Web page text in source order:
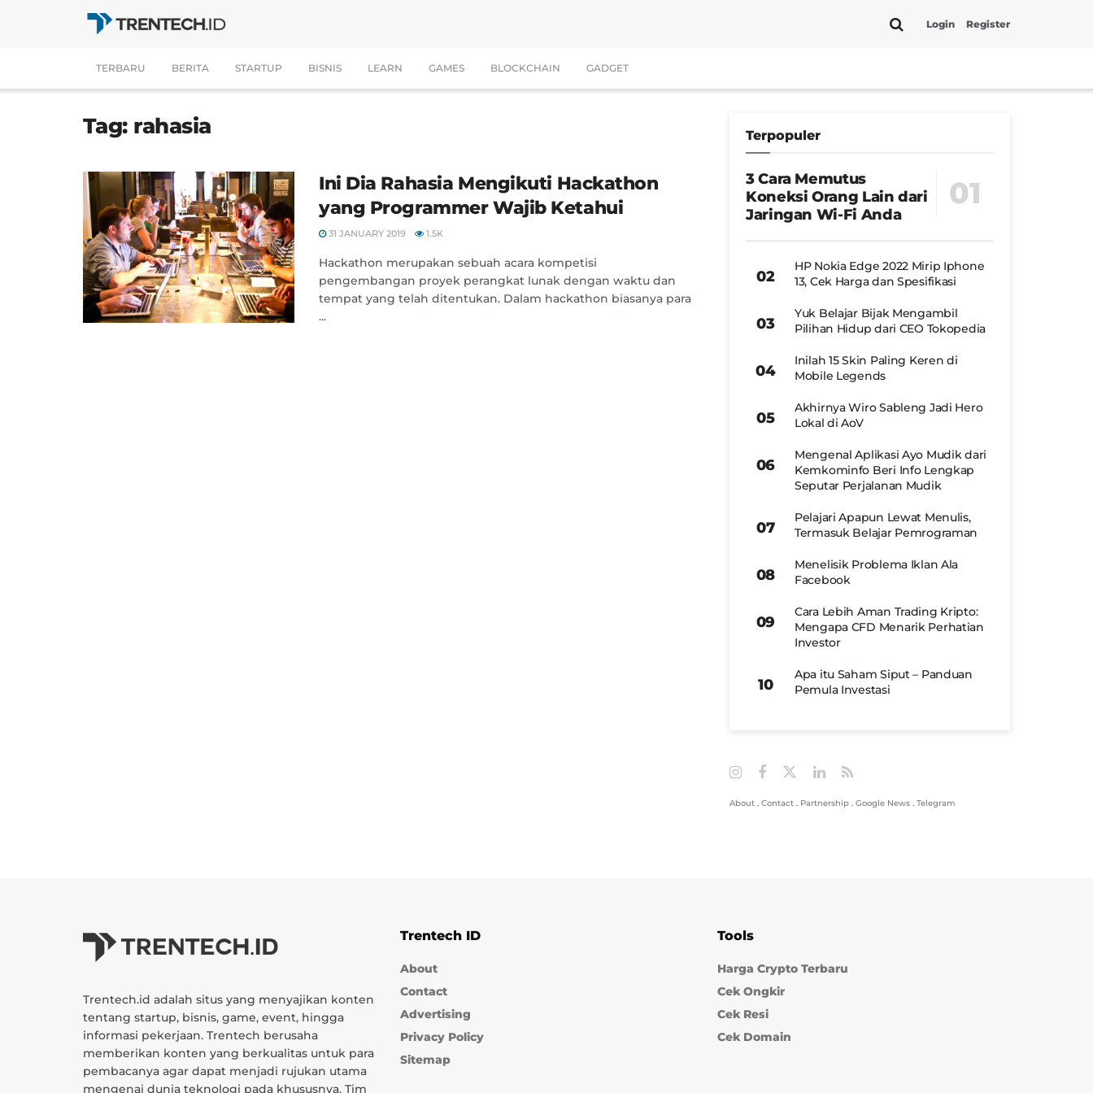
Login Register
TERBARU BERITA STARTUP BISNIS LEARN GAMES BLOCKCHAIN GADGET
Tag: rahasia
Ini Dia Rahasia Mengikuti Hackathon
yang Programmer Wajib Ketahui
31 JANUARY 2019 1.5K
Hackathon merupakan sebuah acara kompetisi
pengembangan proyek perangkat lunak dengan waktu dan
tempat yang telah ditentukan. Dalam hackathon biasanya para
...
Terpopuler
3 Cara Memutus
Koneksi Orang Lain dari
Jaringan Wi-Fi Anda
HP Nokia Edge 2022 Mirip Iphone
13, Cek Harga dan Spesifikasi
Yuk Belajar Bijak Mengambil
Pilihan Hidup dari CEO Tokopedia
Inilah 15 Skin Paling Keren di
Mobile Legends
Akhirnya Wiro Sableng Jadi Hero
Lokal di AoV
Mengenal Aplikasi Ayo Mudik dari
Kemkominfo Beri Info Lengkap
Seputar Perjalanan Mudik
Pelajari Apapun Lewat Menulis,
Termasuk Belajar Pemrograman
Menelisik Problema Iklan Ala
Facebook
Cara Lebih Aman Trading Kripto:
Mengapa CFD Menarik Perhatian
Investor
Apa itu Saham Siput – Panduan
Pemula Investasi
About . Contact . Partnership . Google News . Telegram
Trentech.id adalah situs yang menyajikan konten
tentang startup, bisnis, game, event, hingga
informasi pekerjaan. Trentech berusaha
memberikan konten yang berkualitas untuk para
pembacanya agar dapat menjadi rujukan utama
mengenai dunia teknologi pada khususnya. Tim
Trentech ID
About
Contact
Advertising
Privacy Policy
Sitemap
Tools
Harga Crypto Terbaru
Cek Ongkir
Cek Resi
Cek Domain